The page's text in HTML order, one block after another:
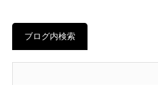
ブログ内検索